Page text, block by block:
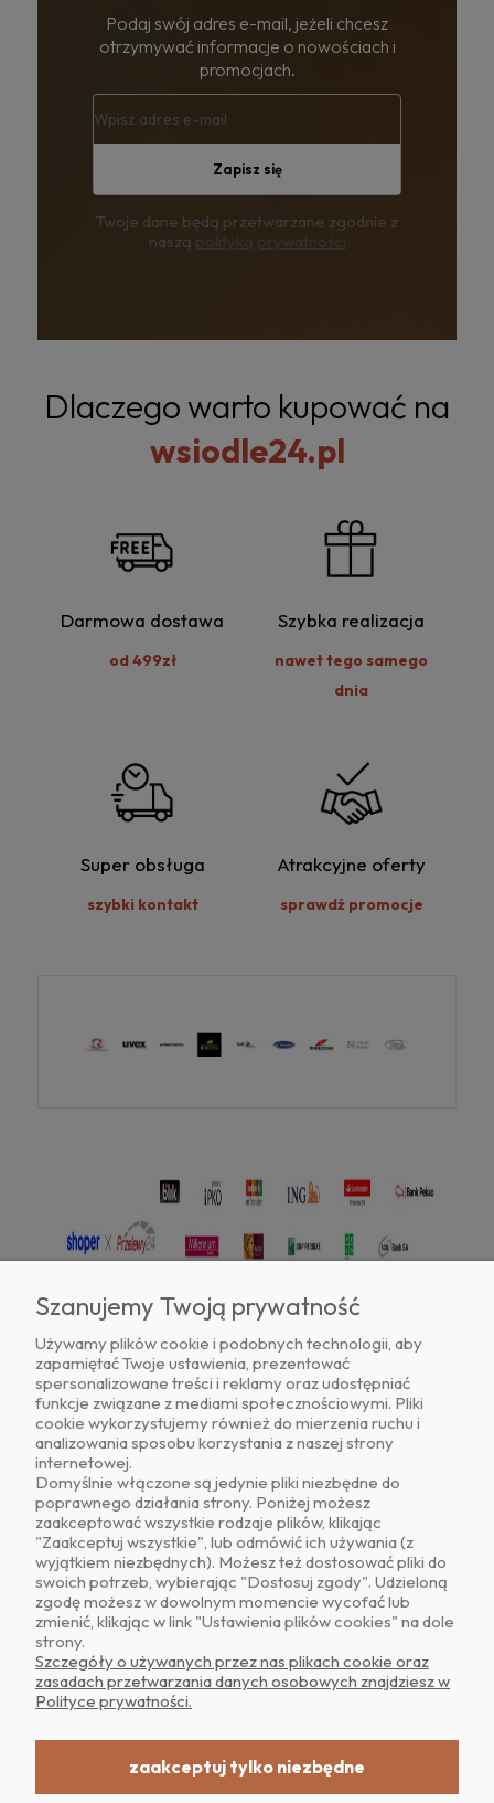
Podaj swój adres e-mail, jeżeli chcesz
otrzymywać informacje o nowościach i
promocjach.
Zapisz się
Twoje dane będą przetwarzane zgodnie z
naszą polityką prywatności
Dlaczego warto kupować na
wsiodle24.pl
Darmowa dostawa
od 499zł
Szybka realizacja
nawet tego samego
dnia
Super obsługa
szybki kontakt
Atrakcyjne oferty
sprawdź promocje
Znajdź nas na
O NAS
OBSŁUGA KLIENTA
POMOC
MOJE KONTO
Szanujemy Twoją prywatność
Używamy plików cookie i podobnych technologii, aby
zapamiętać Twoje ustawienia, prezentować
spersonalizowane treści i reklamy oraz udostępniać
funkcje związane z mediami społecznościowymi. Pliki
cookie wykorzystujemy również do mierzenia ruchu i
analizowania sposobu korzystania z naszej strony
internetowej.
Domyślnie włączone są jedynie pliki niezbędne do
poprawnego działania strony. Poniżej możesz
zaakceptować wszystkie rodzaje plików, klikając
"Zaakceptuj wszystkie", lub odmówić ich używania (z
wyjątkiem niezbędnych). Możesz też dostosować pliki do
swoich potrzeb, wybierając "Dostosuj zgody". Udzieloną
zgodę możesz w dowolnym momencie wycofać lub
zmienić, klikając w link "Ustawienia plików cookies" na dole
strony.
Szczegóły o używanych przez nas plikach cookie oraz
zasadach przetwarzania danych osobowych znajdziesz w
Polityce prywatności.
zaakceptuj tylko niezbędne